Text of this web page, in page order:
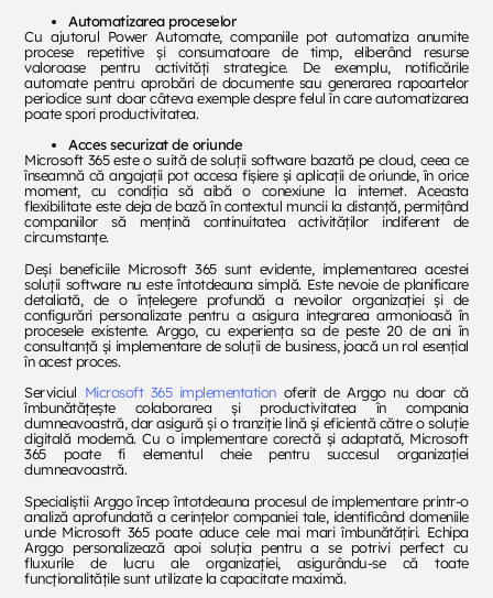
Automatizarea proceselor
Cu ajutorul Power Automate, companiile pot automatiza anumite
procese repetitive și consumatoare de timp, eliberând resurse
valoroase pentru activități strategice. De exemplu, notificările
automate pentru aprobări de documente sau generarea rapoartelor
periodice sunt doar câteva exemple despre felul în care automatizarea
poate spori productivitatea.
Acces securizat de oriunde
Microsoft 365 este o suită de soluții software bazată pe cloud, ceea ce
înseamnă că angajații pot accesa fișiere și aplicații de oriunde, în orice
moment, cu condiția să aibă o conexiune la internet. Aceasta
flexibilitate este deja de bază în contextul muncii la distanță, permițând
companiilor să mențină continuitatea activităților indiferent de
circumstanțe.
Deși beneficiile Microsoft 365 sunt evidente, implementarea acestei
soluții software nu este întotdeauna simplă. Este nevoie de planificare
detaliată, de o înțelegere profundă a nevoilor organizației și de
configurări personalizate pentru a asigura integrarea armonioasă în
procesele existente. Arggo, cu experiența sa de peste 20 de ani în
consultanță și implementare de soluții de business, joacă un rol esențial
în acest proces.
Serviciul Microsoft 365 implementationoferit de Arggo nu doar că
îmbunătățește colaborarea și productivitatea în compania
dumneavoastră, dar asigură și o tranziție lină și eficientă către o soluție
digitală modernă. Cu o implementare corectă și adaptată, Microsoft
365 poate fi elementul cheie pentru succesul organizației
dumneavoastră.
Specialiștii Arggo încep întotdeauna procesul de implementare printr-o
analiză aprofundată a cerințelor companiei tale, identificând domeniile
unde Microsoft 365 poate aduce cele mai mari îmbunătățiri. Echipa
Arggo personalizează apoi soluția pentru a se potrivi perfect cu
fluxurile de lucru ale organizației, asigurându-se că toate
funcționalitățile sunt utilizate la capacitate maximă.